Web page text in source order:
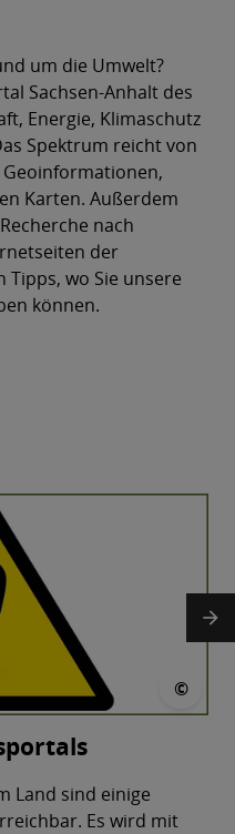
um die Umwelt?
Sachsen-Anhalt des
Energie, Klimaschutz
Spektrum reicht von
Karten. Außerdem
nach
der
wo Sie unsere
können.
©
Land sind einige
Es wird mit
arrow_forward